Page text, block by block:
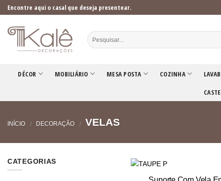
Skip
to
content
Encontre aqui o casal que deseja presentear.
DÉCOR MOBILIÁRIO MESA POSTA COZINHA
INÍCIO / DECORAÇÃO / VELAS
CATEGORIAS